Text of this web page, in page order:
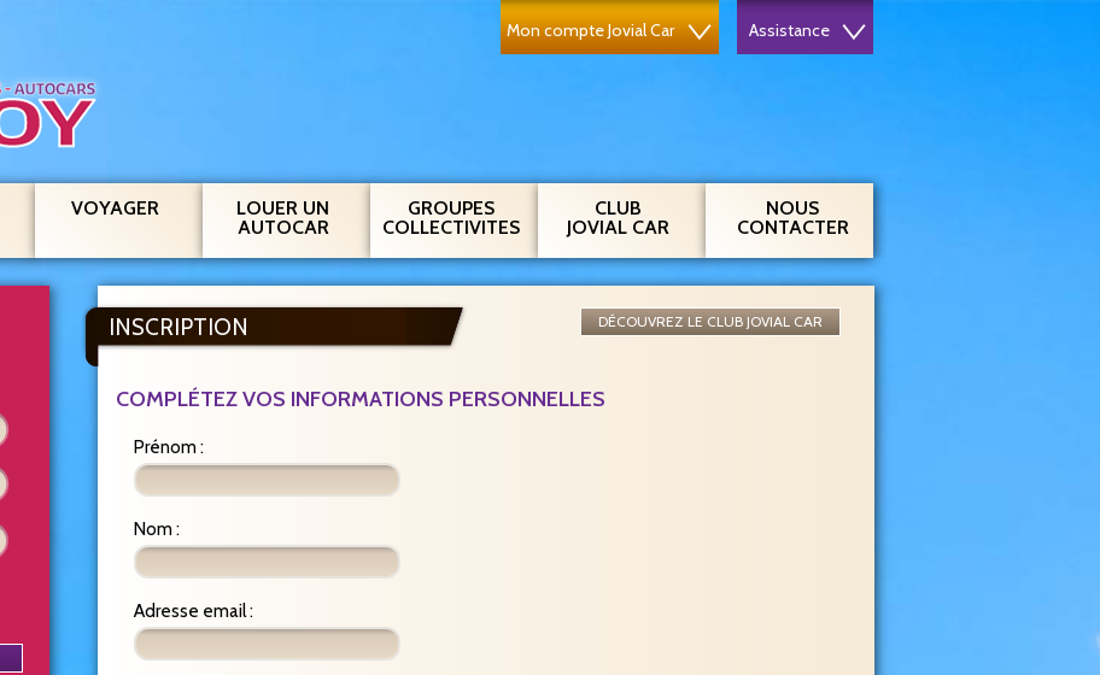
Mon compte Jovial Car Assistance
VOYAGER
LOUER UN
AUTOCAR
GROUPES
COLLECTIVITES
CLUB
JOVIAL CAR
NOUS
CONTACTER
Promotion
INSCRIPTION DÉCOUVREZ LE CLUB JOVIAL CAR
COMPLÉTEZ VOS INFORMATIONS PERSONNELLES
Prénom:
Nom:
Adresse email: